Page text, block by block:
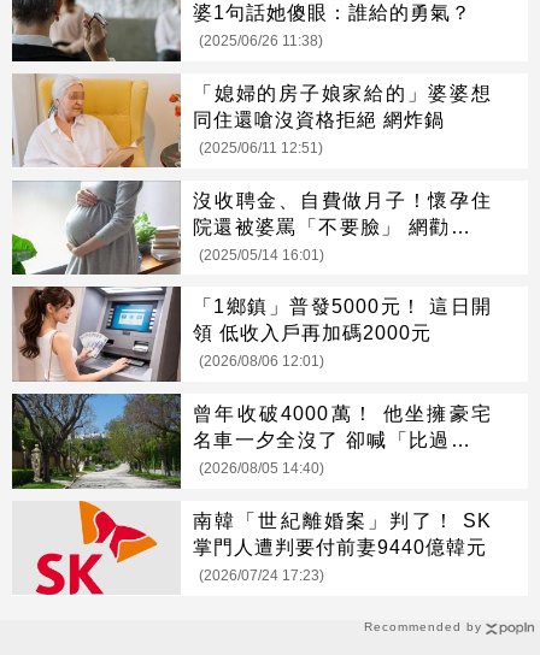
Recommended by
婆1句話她傻眼：誰給的勇氣？
(2025/06/26 11:38)
「媳婦的房子娘家給的」婆婆想
同住還嗆沒資格拒絕 網炸鍋
(2025/06/11 12:51)
沒收聘金、自費做月子！懷孕住
院還被婆罵「不要臉」 網勸：直
接離婚
(2025/05/14 16:01)
「1鄉鎮」普發5000元！ 這日開
領 低收入戶再加碼2000元
(2026/08/06 12:01)
曾年收破4000萬！ 他坐擁豪宅
名車一夕全沒了 卻喊「比過去更
快樂」
(2026/08/05 14:40)
南韓「世紀離婚案」判了！ SK
掌門人遭判要付前妻9440億韓元
(2026/07/24 17:23)